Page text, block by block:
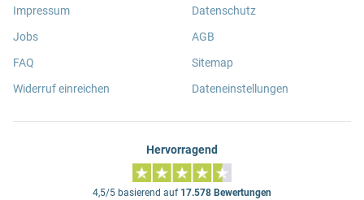
Impressum
Jobs
FAQ
Widerruf einreichen
Datenschutz
AGB
Sitemap
Dateneinstellungen
Hervorragend
4,5/5 basierend auf 17.578 Bewertungen